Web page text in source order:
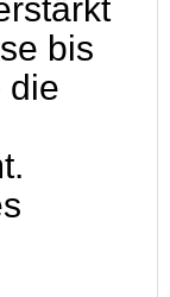
bis
die